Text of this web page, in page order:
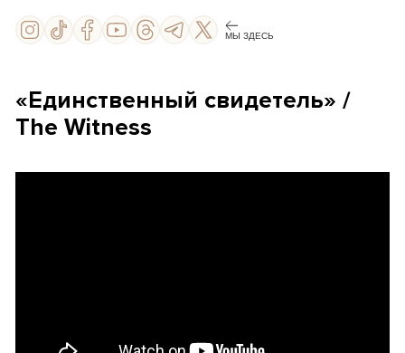
МЫ ЗДЕСЬ
«Единственный свидетель» /
The Witness